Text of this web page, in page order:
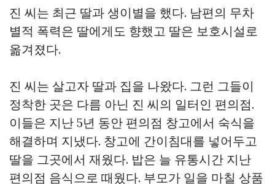
진 씨는 최근 딸과 생이별을 했다. 남편의 무차
별적 폭력은 딸에게도 향했고 딸은 보호시설로
옮겨졌다.
진 씨는 살고자 딸과 집을 나왔다. 그런 그들이
정착한 곳은 다름 아닌 진 씨의 일터인 편의점.
이들은 지난 5년 동안 편의점 창고에서 숙식을
해결하며 지냈다. 창고에 간이침대를 넣어두고
딸을 그곳에서 재웠다. 밥은 늘 유통시간 지난
편의점 음식으로 때웠다. 부모가 일을 마칠 상품